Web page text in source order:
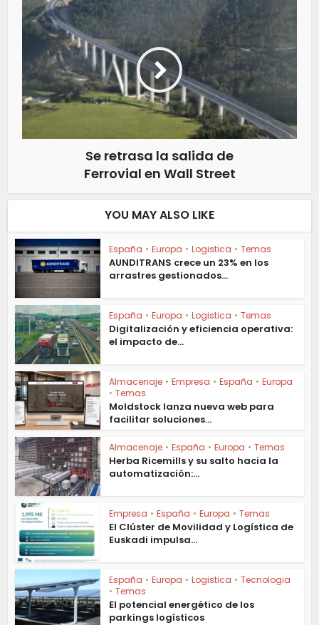
Se retrasa la salida de
Ferrovial en Wall Street
YOU MAY ALSO LIKE
España • Europa • Logistica • Temas
AUNDITRANS crece un 23% en los
arrastres gestionados...
España • Europa • Logistica • Temas
Digitalización y eficiencia operativa:
el impacto de...
Almacenaje • Empresa • España • Europa
• Temas
Moldstock lanza nueva web para
facilitar soluciones...
Almacenaje • España • Europa • Temas
Herba Ricemills y su salto hacia la
automatización:...
Empresa • España • Europa • Temas
El Clúster de Movilidad y Logística de
Euskadi impulsa...
España • Europa • Logistica • Tecnologia
• Temas
El potencial energético de los
parkings logísticos